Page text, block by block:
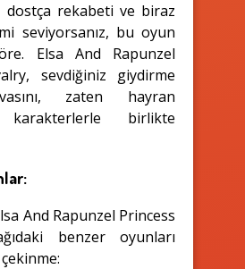
dostça rekabeti ve biraz
seviyorsanız, bu oyun
Elsa And Rapunzel
sevdiğiniz giydirme
zaten hayran
karakterlerle birlikte
And Rapunzel Princess
benzer oyunları